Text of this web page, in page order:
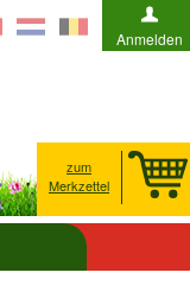
Anmelden
zum
Merkzettel